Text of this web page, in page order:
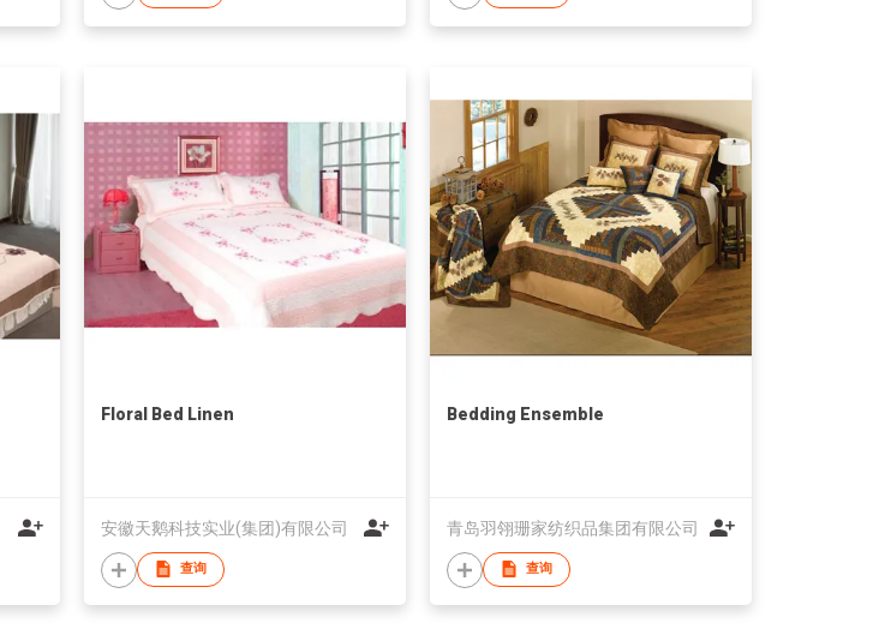
Floral Bed Linen
安徽天鹅科技实业(集团)有限公司
查询
Bedding Ensemble
青岛羽翎珊家纺织品集团有限公司
查询